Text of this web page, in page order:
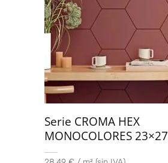
Serie CROMA HEX
MONOCOLORES 23×27